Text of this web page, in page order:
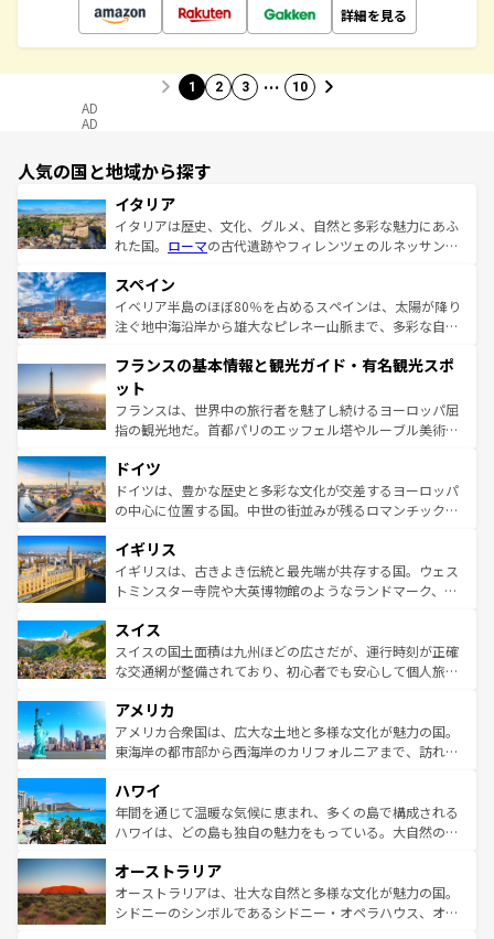
詳細を見る
1 2 3 … 10
AD
AD
人気の国と地域から探す
イタリア
イタリアは歴史、文化、グルメ、自然と多彩な魅力にあふ
れた国。 ローマの古代遺跡やフィレンツェのルネッサンス
ろん、トスカーナの美しい田園風景やアマルフィ海岸の絶
景など、自然景観も見逃せない。観光の合間には、本場の
ピザやパスタなど、絶品のイタリア料理を堪能することも
ませてくれるイタリアで、忘れられない旅をしてみよう！
なお、新着のイタリア情報は
しい。
スペイン
イベリア半島のほぼ80％を占めるスペインは、太陽が降り
注ぐ地中海沿岸から雄大なピレネー山脈まで、多彩な自然
文化が根付くこの国では、情熱的なフラメンコ、熱気あふ
れる闘牛、そして美味しいタパスが生活の一部となってい
る。首都マドリードの洗練された雰囲気や、バルセロナの
アートに溢れた街角から、地方では古代ローマ遺跡や中世
せる。地方によって風土や気候が異なるスペインはその個
性で訪れる人を魅了する。 なお、新着のスペイン情報は コ
ンテンツ一覧を参照してほしい。
フランスの基本情報と観光ガイド・有名観光スポ
ット
フランスは、世界中の旅行者を魅了し続けるヨーロッパ屈
指の観光地だ。首都パリのエッフェル塔やルーブル美術館
で、幅広い魅力が詰まっている。華麗な宮殿、歴史的な大
聖堂、美しいビーチ、そして豊かな自然が、訪れる者を心
から魅了する。また、フランスは美食の国としても知ら
いる。シャンパンの発祥地であるランス、プロヴァンスの
香り高いラベンダー畑など、多彩な楽しみ方が可能だ。さ
らに、パリ以外の地域にも魅力が溢れており、どの街角に
れる地方に足を運ぶとそれぞれで全く異なる文化を体験で
きるだろう。 なお、新着のフランス情報はコンテンツ一覧
を参照してほしい。
ドイツ
ドイツは、豊かな歴史と多彩な文化が交差するヨーロッパ
の中心に位置する国。中世の街並みが残るロマンチック街
顔を持つこの国は、どこを歩いても飽きることがない。ベ
ルリンの文化的活気、バイエルン州のアルプスの絶景、そ
してライン川沿いのワイン畑といった風景は必見。ビール
は、お酒好きな人にはぜひ体験してほしい。 なお、新着の
ドイツ情報はコンテンツ一覧を参照してほしい。
イギリス
イギリスは、古きよき伝統と最先端が共存する国。ウェス
トミンスター寺院や大英博物館のようなランドマーク、歴
リアごとに異なる魅力がある。また、優雅なアフタヌーン
ティー、ビール好きにはたまらない英国パブ、サッカー観
戦など、本場だからこそできる体験も豊富。イギリスを旅
ンツ一覧を参照してほしい。
スイス
スイスの国土面積は九州ほどの広さだが、運行時刻が正確
な交通網が整備されており、初心者でも安心して個人旅行
の建物がそのまま残る町や、スイスならではのユニークな
博物館もあり、アルプス観光だけでなく町歩きも満喫する
ことができる。国民の所得が高いため物価も高いが、旅行
ば市内交通費無料で観光を楽しむこともできる。 なお、新
着のスイス情報はコンテンツ一覧 を参照してほしい。
アメリカ
アメリカ合衆国は、広大な土地と多様な文化が魅力の国。
東海岸の都市部から西海岸のカリフォルニアまで、訪れる
のような巨大都市は、観光、ショッピング、エンターテイ
ンメントが詰まった刺激的なスポットだ。一方、アメリカ
西部には大自然が広がり、グランドキャニオンやイエロー
部のニューオーリンズでは、音楽と美食が融合した独特の
文化が魅力。旅行者はアメリカの各地域で異なる魅力を楽
しみながら、その多様性と豊かな歴史を感じることができ
ハワイ
年間を通じて温暖な気候に恵まれ、多くの島で構成される
ハワイは、どの島も独自の魅力をもっている。大自然の神
ワイ島は見逃せない。また、定番の観光地といえばオアフ
島だが、静かな自然を求めるならマウイ島やカウアイ島が
おすすめ。エメラルドグリーンに輝く海をはじめ、豊かな
オーストラリア
オーストラリアは、壮大な自然と多様な文化が魅力の国。
シドニーのシンボルであるシドニー・オペラハウス、オー